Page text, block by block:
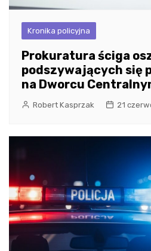
Kronika policyjna
Prokuratura ściga
podszywających się
na Dworcu
Robert Kasprzak 21